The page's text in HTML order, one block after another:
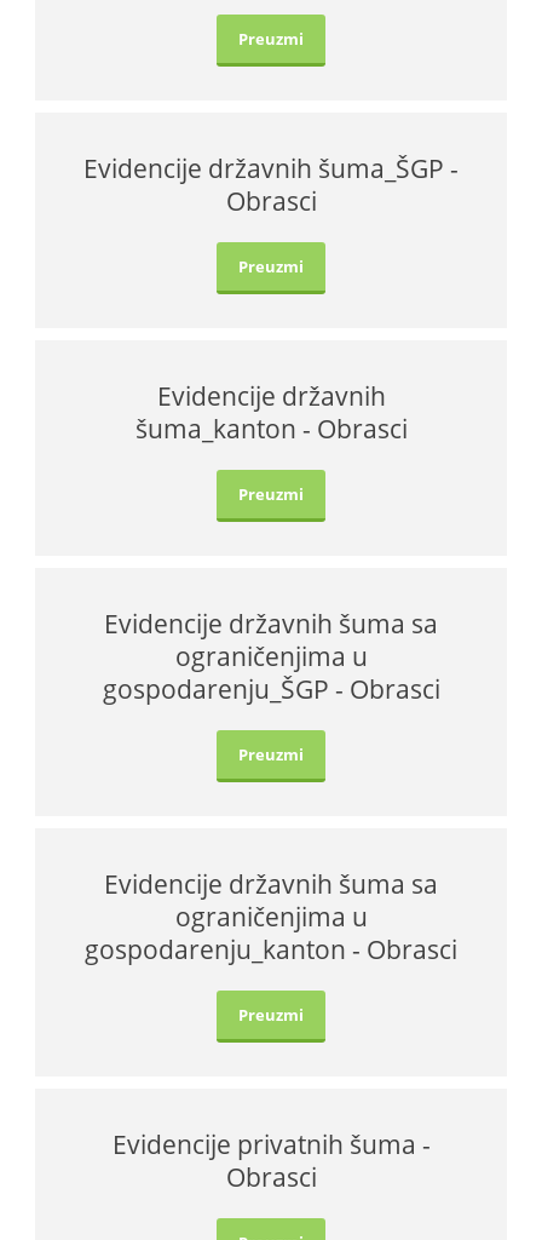
Preuzmi
Evidencije državnih šuma_ŠGP -
Obrasci
Preuzmi
Evidencije državnih
šuma_kanton - Obrasci
Preuzmi
Evidencije državnih šuma sa
ograničenjima u
gospodarenju_ŠGP - Obrasci
Preuzmi
Evidencije državnih šuma sa
ograničenjima u
gospodarenju_kanton - Obrasci
Preuzmi
Evidencije privatnih šuma -
Obrasci